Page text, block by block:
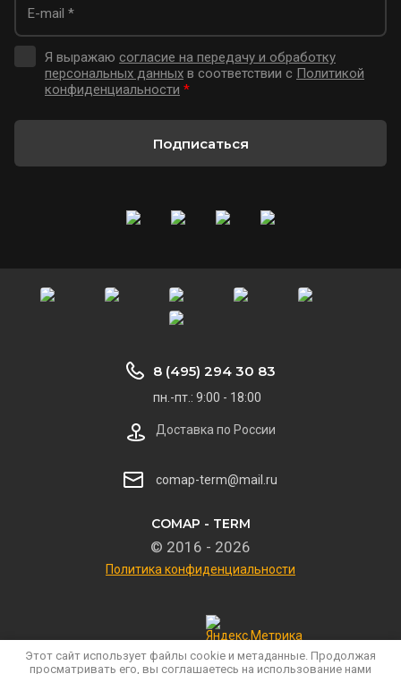
Я выражаю согласие на передачу и обработку
персональных данных в соответствии с Политикой
конфиденциальности *
Подписаться
COMAP - TERM
© 2016 - 2026
Политика конфиденциальности
8 (495) 294 30 83
пн.-пт.: 9:00 - 18:00
Доставка по России
comap-term@mail.ru
Этот сайт использует файлы cookie и метаданные. Продолжая
просматривать его, вы соглашаетесь на использование нами